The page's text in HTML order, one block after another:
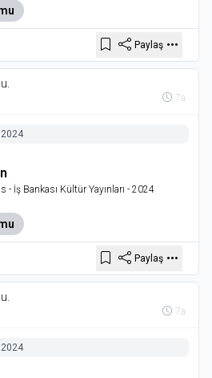
Paylaş
7a
2024
- İş Bankası Kültür Yayınları - 2024
Paylaş
7a
2024